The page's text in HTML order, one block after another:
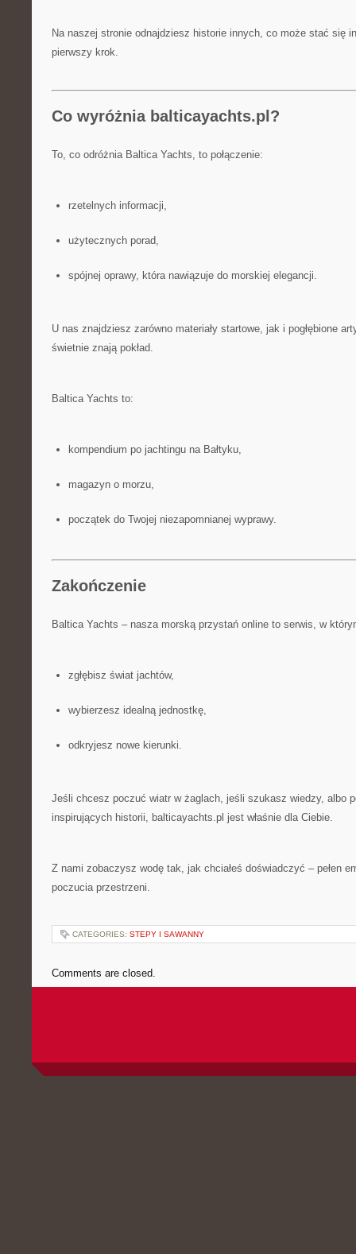
Na naszej stronie odnajdziesz historie innych, co może stać się
pierwszy krok.
Co wyróżnia balticayachts.pl?
To, co odróżnia Baltica Yachts, to połączenie:
rzetelnych informacji,
użytecznych porad,
spójnej oprawy, która nawiązuje do morskiej elegancji.
U nas znajdziesz zarówno materiały startowe, jak i pogłębione
świetnie znają pokład.
Baltica Yachts to:
kompendium po jachtingu na Bałtyku,
magazyn o morzu,
początek do Twojej niezapomnianej wyprawy.
Zakończenie
Baltica Yachts – nasza morską przystań online to serwis, w
zgłębisz świat jachtów,
wybierzesz idealną jednostkę,
odkryjesz nowe kierunki.
Jeśli chcesz poczuć wiatr w żaglach, jeśli szukasz wiedzy, albo
inspirujących historii, balticayachts.pl jest właśnie dla Ciebie.
Z nami zobaczysz wodę tak, jak chciałeś doświadczyć – pełen
poczucia przestrzeni.
CATEGORIES: STEPY I SAWANNY
Comments are closed.